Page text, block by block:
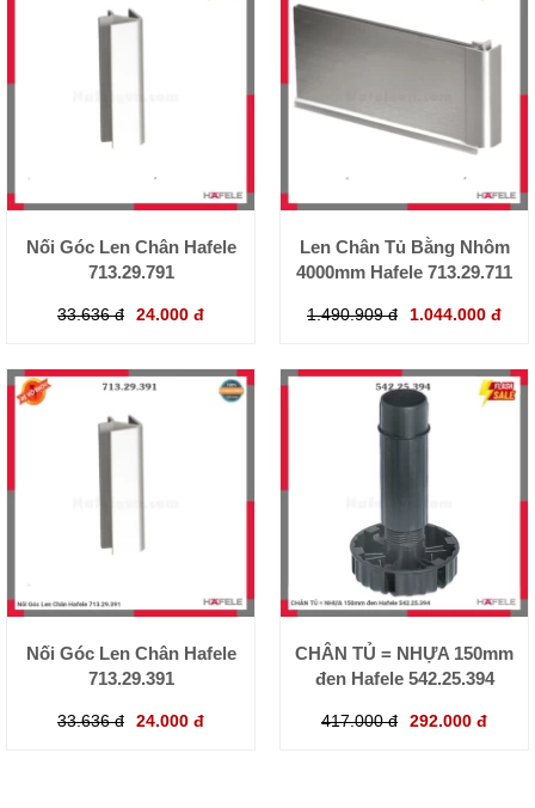
Nối Góc Len Chân Hafele
713.29.791
33.636 đ 24.000 đ
Len Chân Tủ Bằng Nhôm
4000mm Hafele 713.29.711
1.490.909 đ 1.044.000 đ
Nối Góc Len Chân Hafele
713.29.391
33.636 đ 24.000 đ
CHÂN TỦ = NHỰA 150mm
đen Hafele 542.25.394
417.000 đ 292.000 đ